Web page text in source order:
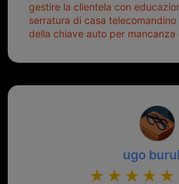
gestire la clientela con
serratura di casa
della chiave auto per
meglio ferramenta de ostia e
ugo